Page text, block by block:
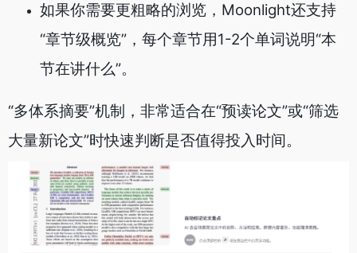
如果你需要更粗略的浏览，Moonlight还支持
“章节级概览”，每个章节用1-2个单词说明“本
节在讲什么”。
“多体系摘要”机制，非常适合在“预读论文”或“筛选
大量新论文”时快速判断是否值得投入时间。